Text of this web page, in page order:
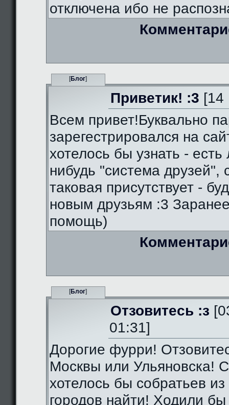
отключена ибо не
[Блог]
Приветик! :3 [14
Всем привет!Буквально
зарегестрировался на
хотелось бы узнать - есть
нибудь "система друзей",
таковая присутствует -
новым друзьям :3
помощь)
[Блог]
Отзовитесь :з
01:31]
Дорогие фурри!
Москвы или Ульяновска!
хотелось бы собратьев из
городов найти! Ходили бы